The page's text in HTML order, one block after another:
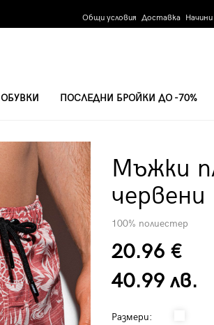
Общи условия Доставка
ОБУВКИ ПОСЛЕДНИ БРОЙКИ ДО -70%
Мъжки
червени
100% полиестер
20.96 €
40.99 лв.
Размери: